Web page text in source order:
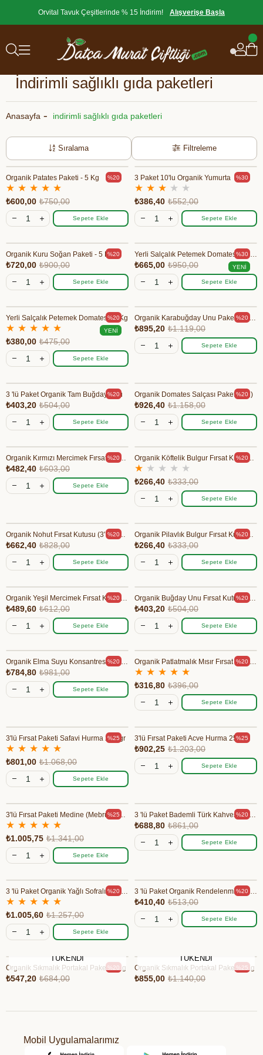
Orvital Tavuk Çeşitlerinde % 15 İndirim! Alışverişe Başla
İndirimli sağlıklı gıda paketleri
Anasayfa indirimli sağlıklı gıda paketleri
Filtreleme
Sıralama
Organik Patates Paketi - 5 Kg
★ ★ ★ ★ ★
₺600,00 ₺750,00
Sepete Ekle
%20 3 Paket 10'lu Organik Yumurta
★ ★ ★ ★ ★
₺386,40 ₺552,00
Sepete Ekle
%30
Organik Kuru Soğan Paketi - 5 Kg
₺720,00 ₺900,00
Sepete Ekle
%20 Yerli Salçalık Petemek Domates - 10 Kg
₺665,00 ₺950,00
Sepete Ekle
%30
YENI
ÜRÜN
Yerli Salçalık Petemek Domates - 5 Kg
★ ★ ★ ★ ★
₺380,00 ₺475,00
Sepete Ekle
%20
YENI
Organik Karabuğday Unu Paketi - 3 Adet
₺895,20 ₺1.119,00
Sepete Ekle
%20
3 'lü Paket Organik Tam Buğday Unu
₺403,20 ₺504,00
Sepete Ekle
%20 Organik Domates Salçası Paket (3'lü)
₺926,40 ₺1.158,00
Sepete Ekle
%20
Organik Kırmızı Mercimek Fırsat Kutusu (3' lü paket)
₺482,40 ₺603,00
Sepete Ekle
%20 Organik Köftelik Bulgur Fırsat Kutusu (3' lü paket)
★ ★ ★ ★ ★
₺266,40 ₺333,00
Sepete Ekle
%20
Organik Nohut Fırsat Kutusu (3' lü paket)
₺662,40 ₺828,00
Sepete Ekle
%20 Organik Pilavlık Bulgur Fırsat Kutusu (3' lü paket)
₺266,40 ₺333,00
Sepete Ekle
%20
Organik Yeşil Mercimek Fırsat Kutusu (3' lü paket)
₺489,60 ₺612,00
Sepete Ekle
%20 Organik Buğday Unu Fırsat Kutusu (3' lü paket)
₺403,20 ₺504,00
Sepete Ekle
%20
Organik Elma Suyu Konsantresi Fırsat Kutusu (3' lü paket)
₺784,80 ₺981,00
Sepete Ekle
%20 Organik Patlatmalık Mısır Fırsat Kutusu (3' lü paket)
★ ★ ★ ★ ★
₺316,80 ₺396,00
Sepete Ekle
%20
3'lü Fırsat Paketi Safavi Hurma 250 gr
★ ★ ★ ★ ★
₺801,00 ₺1.068,00
Sepete Ekle
%25 3'lü Fırsat Paketi Acve Hurma 250 gr
₺902,25 ₺1.203,00
Sepete Ekle
%25
3'lü Fırsat Paketi Medine (Mebrum) Hurma 250 gr
★ ★ ★ ★ ★
₺1.005,75 ₺1.341,00
Sepete Ekle
%25 3 'lü Paket Bademli Türk Kahvesi 100 gr
₺688,80 ₺861,00
Sepete Ekle
%20
3 'lü Paket Organik Yağlı Sofralık Siyah Zeytin 420 gr
★ ★ ★ ★ ★
₺1.005,60 ₺1.257,00
Sepete Ekle
%20 3 'lü Paket Organik Rendelenmiş Domates 345 gr
₺410,40 ₺513,00
Sepete Ekle
%20
TÜKENDI
Organik Sıkmalık Portakal Paketi 3 Kg
₺547,20 ₺684,00
%20
TÜKENDI
Organik Sıkmalık Portakal Paketi 5 Kg
₺855,00 ₺1.140,00
%25
Mobil Uygulamalarımız